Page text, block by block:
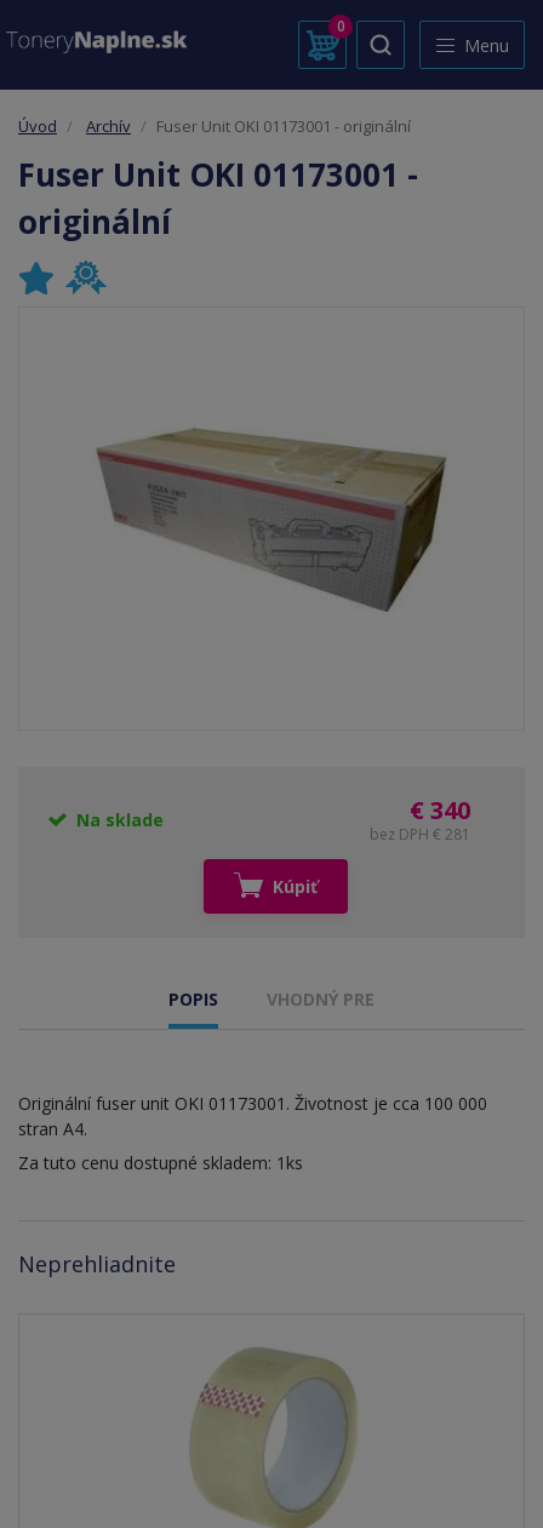
0
Menu
Úvod Archív Fuser Unit OKI 01173001 - originální
Fuser Unit OKI 01173001 -
originální
Na sklade € 340
bez DPH € 281
Kúpiť
POPIS VHODNÝ PRE
Originální fuser unit OKI 01173001. Životnost je cca 100 000
stran A4.
Za tuto cenu dostupné skladem: 1ks
Neprehliadnite